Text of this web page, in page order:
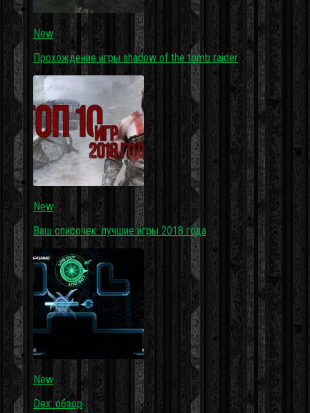
New
Прохождение игры shadow of the tomb raider
New
Ваш списочек: лучшие игры 2018 года
New
Dex: обзор